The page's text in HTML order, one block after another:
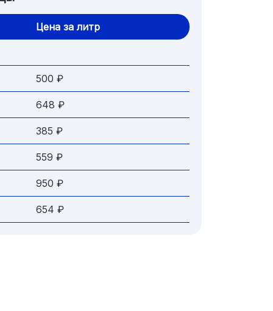
Цена за литр
500 ₽
648 ₽
385 ₽
559 ₽
950 ₽
654 ₽